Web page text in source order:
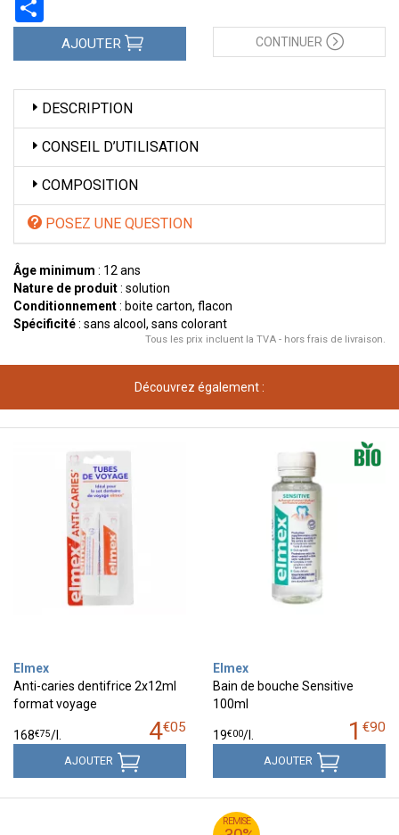
AJOUTER CONTINUER
DESCRIPTION
CONSEIL D’UTILISATION
COMPOSITION
POSEZ UNE QUESTION
Âge minimum : 12 ans
Nature de produit: solution
Conditionnement: boite carton, flacon
Spécificité: sans alcool, sans colorant
Tous les prix incluent la TVA - hors frais de livraison.
Découvrez également :
Elmex
Anti-caries dentifrice 2x12ml
format voyage
4€05
168€75/
AJOUTER
Elmex
Bain de bouche Sensitive
100ml
1 €90
19€00/
AJOUTER
REMISE
6
€
95